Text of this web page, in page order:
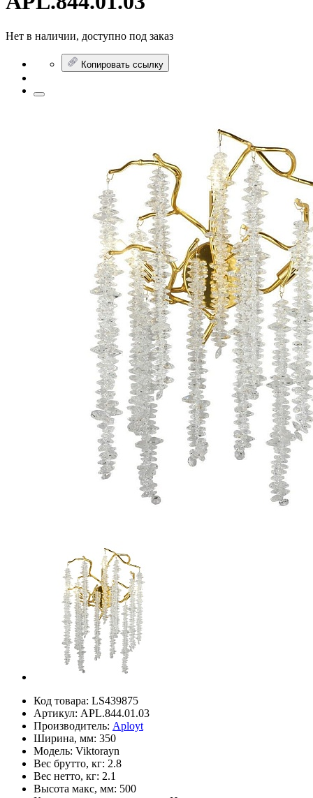
Нет в наличии, доступно под заказ
Копировать ссылку
Код товара: LS439875
Артикул: APL.844.01.03
Производитель: Aployt
Ширина, мм: 350
Модель: Viktorayn
Вес брутто, кг: 2.8
Вес нетто, кг: 2.1
Высота макс, мм: 500